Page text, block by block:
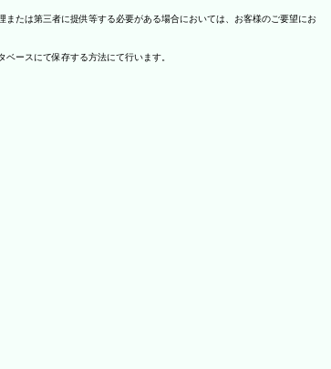
たは第三者に提供等する必要がある場合においては、お客様のご要望にお
ースにて保存する方法にて行います。